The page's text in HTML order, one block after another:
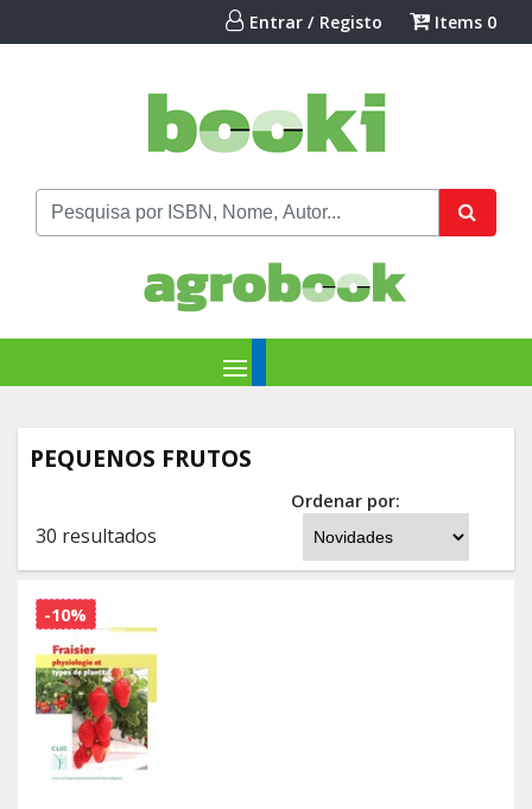
Entrar / Registo Items 0
PEQUENOS FRUTOS
30 resultados
Ordenar por:
-10%